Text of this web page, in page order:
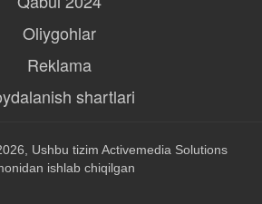
Oliygohlar
Reklama
shartlari
Ushbu tizim Activemedia Solutions
ishlab chiqilgan